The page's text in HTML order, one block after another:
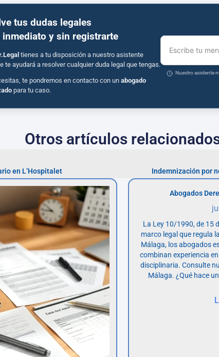
tus dudas legales
inmediato y sin registrarte
tienes a tu disposición a nuestro asistente
te ayudará a resolver cualquier duda legal que tengas.
te pondremos en contacto con un abogado
para tu caso.
Escribe tu
Nuestro asistente
Otros artículos
en L’Hospitalet
Indemnización por
Abogados
La Ley 10/1990, de 15
marco legal que regula
Málaga, los abogados
combinan experiencia
disciplinaria. Consulte
Málaga. ¿Qué hace